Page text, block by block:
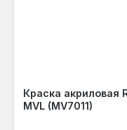
Краска акриловая
MVL (MV7011)